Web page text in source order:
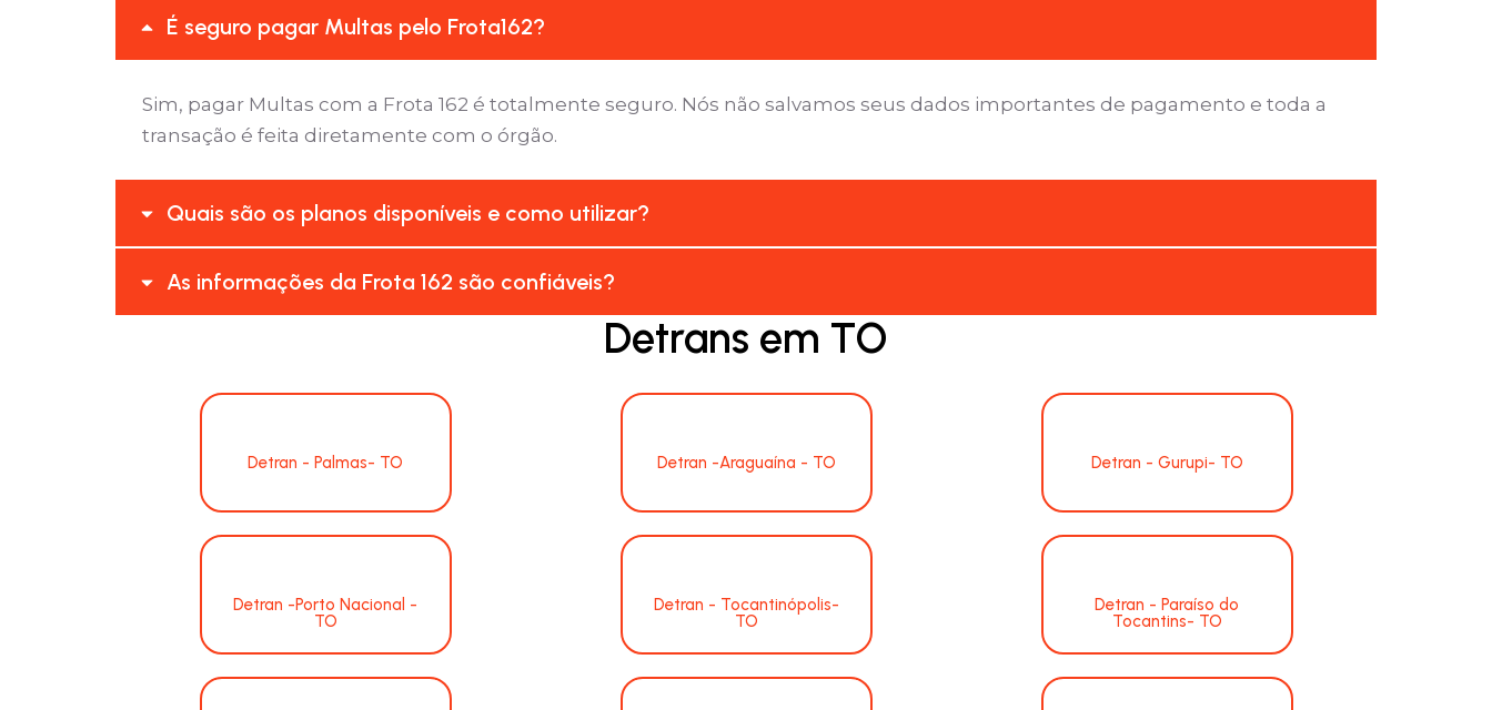
É seguro pagar Multas pelo Frota162?
Sim, pagar Multas com a Frota 162 é totalmente seguro. Nós não salvamos seus dados importantes de pagamento e toda a
transação é feita diretamente com o órgão.
Quais são os planos disponíveis e como utilizar?
As informações da Frota 162 são confiáveis?
Detrans em TO
Detran - Palmas- TO Detran -Araguaína - TO Detran - Gurupi- TO
Detran -Porto Nacional -
TO
Detran - Tocantinópolis-
TO
Detran - Paraíso do
Tocantins- TO